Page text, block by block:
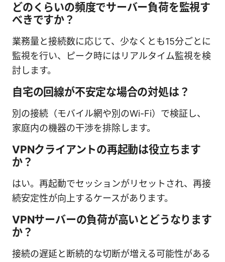
どのくらいの頻度でサーバー負荷を監視す
べきですか？
業務量と接続数に応じて、少なくとも15分ごとに
監視を行い、ピーク時にはリアルタイム監視を検
討します。
自宅の回線が不安定な場合の対処は？
別の接続（モバイル網や別のWi-Fi）で検証し、
家庭内の機器の干渉を排除します。
VPNクライアントの再起動は役立ちます
か？
はい。再起動でセッションがリセットされ、再接
続安定性が向上するケースがあります。
VPNサーバーの負荷が高いとどうなります
か？
接続の遅延と断続的な切断が増える可能性がある